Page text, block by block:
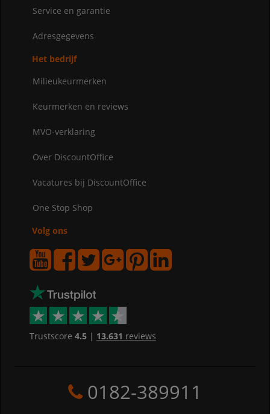
Service en garantie
Adresgegevens
Het bedrijf
Milieukeurmerken
Keurmerken en reviews
MVO-verklaring
Over DiscountOffice
Vacatures bij DiscountOffice
One Stop Shop
Volg ons
Trustscore 4.5| 13.631 reviews
0182-389911